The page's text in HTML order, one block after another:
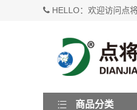
HELLO：欢迎访问点
商品分类